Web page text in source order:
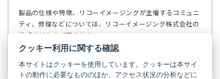
く）
ブ
開
製品の仕様や特徴、リコーイメージングが主催するコミュニ
ティ、修理などについては、リコーイメージング株式会社の
公式サイトをご覧ください。
リコーイメージング株式会社の公式サイト
（新
し
クッキー利用に関する確認
本サイトはクッキーを使用しています。クッキーは本サイ
トの動作に必要なもののほか、アクセス状況の分析などに